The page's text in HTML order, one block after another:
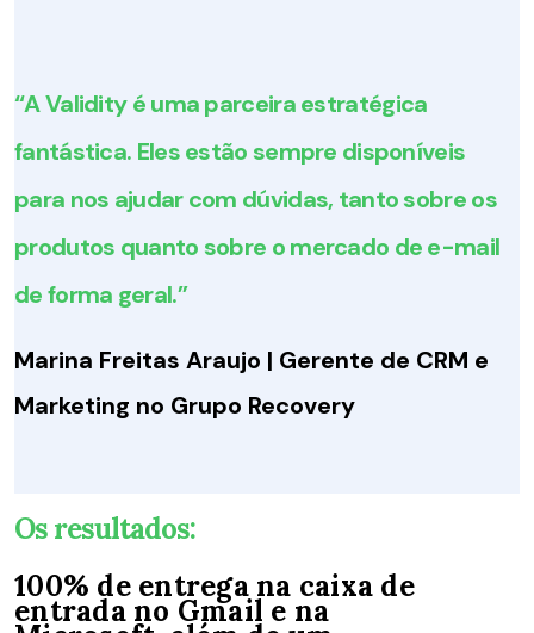
“AValidityé uma parceira estratégica
fantástica. Eles estão sempre disponíveis
para nos ajudar com dúvidas, tanto sobre os
produtos quanto sobre o mercado de e-mail
de forma geral.”
Marina Freitas Araujo | Gerente de CRM e
Marketing no Grupo Recovery
Os resultados:
100% de entrega na caixa de
entrada no Gmail e na